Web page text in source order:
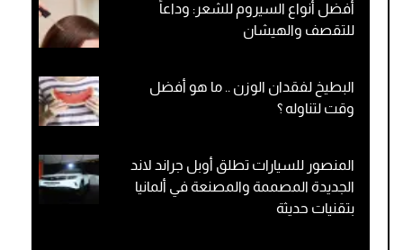
أفضل أنواع السيروم للشعر: وداعاً
للتقصف والهيشان
البطيخ لفقدان الوزن .. ما هو أفضل
وقت لتناوله ؟
المنصور للسيارات تطلق أوبل جراند لاند
الجديدة المصممة والمصنعة في ألمانيا
بتقنيات حديثة